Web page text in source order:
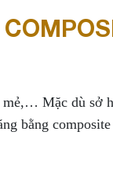
Mặc dù sở
bằng